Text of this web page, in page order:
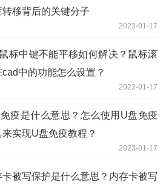
转移背后的关键分子
2023-01-17
标中键不能平移如何解决？鼠标滚
cad中的功能怎么设置？
2023-01-17
疫是什么意思？怎么使用U盘免疫
来实现U盘免疫教程？
2023-01-17
卡被写保护是什么意思？内存卡被写